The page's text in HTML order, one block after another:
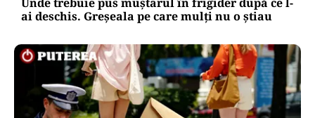
ai deschis. Greșeala pe care mulți nu o știau